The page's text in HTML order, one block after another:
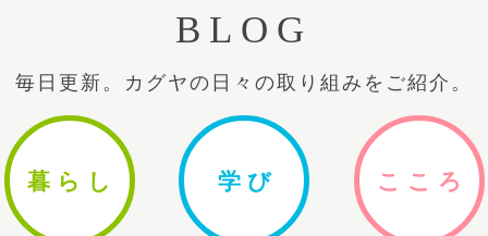
BLOG
毎日更新。カグヤの日々の取り組みをご紹介。
暮ら し 学 び ここ ろ